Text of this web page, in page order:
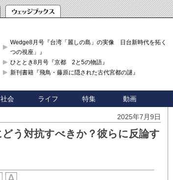
Wedge8月号『台湾「麗しの島」の実像 日台新時代を拓く「3
つの視座」』
ひととき8月号『京都 2と5の物語』
新刊書籍『飛鳥・藤原に隠された古代宮都の謎』
社会 ライフ 特集 動画
2025年7月9日
う対抗すべきか？彼らに反論す